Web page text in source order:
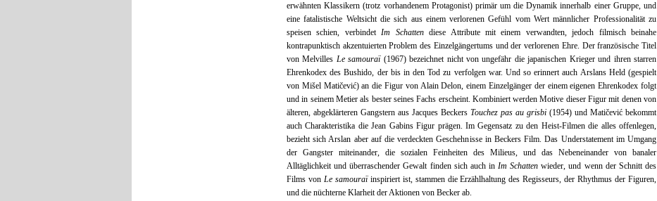
erwähnten Klassikern (trotz vorhandenem Protagonist) primär um die Dynamik innerhalb einer Gruppe, und
eine fatalistische Weltsicht die sich aus einem verlorenen Gefühl vom Wert männlicher Professionalität zu
speisen schien, verbindetIm Schattendiese Attribute mit einem verwandten, jedoch filmisch beinahe
kontrapunktisch akzentuierten Problem des Einzelgängertums und der verlorenen Ehre. Der französische Titel
von Melvilles Le samouraï(1967) bezeichnet nicht von ungefähr die japanischen Krieger und ihren starren
Ehrenkodex des Bushido, der bis in den Tod zu verfolgen war. Und so erinnert auch Arslans Held (gespielt
von Mišel Matičević) an die Figur von Alain Delon, einem Einzelgänger der einem eigenen Ehrenkodex folgt
und in seinem Metier als bester seines Fachs erscheint. Kombiniert werden Motive dieser Figur mit denen von
älteren, abgeklärteren Gangstern aus Jacques Beckers Touchez pas au grisbi (1954) und Matičević bekommt
auch Charakteristika die Jean Gabins Figur prägen. Im Gegensatz zu den Heist-Filmen die alles offenlegen,
bezieht sich Arslan aber auf die verdeckten Geschehnisse in Beckers Film. Das Understatement im Umgang
der Gangster miteinander, die sozialen Feinheiten des Milieus, und das Nebeneinander von banaler
Alltäglichkeit und überraschender Gewalt finden sich auch inIm Schatten wieder, und wenn der Schnitt des
Films von Le samouraïinspiriert ist, stammen die Erzählhaltung des Regisseurs, der Rhythmus der Figuren,
und die nüchterne Klarheit der Aktionen von Becker ab.